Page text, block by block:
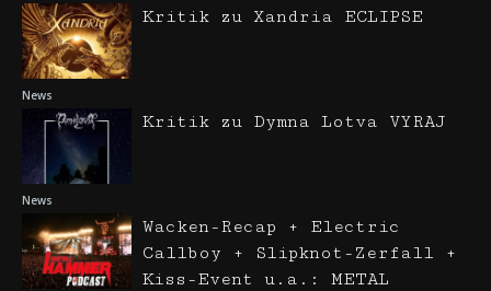
News
Kritik zu Xandria ECLIPSE
News
Kritik zu Dymna Lotva VYRAJ
Wacken-Recap + Electric
Callboy + Slipknot-Zerfall +
Kiss-Event u.a.: METAL